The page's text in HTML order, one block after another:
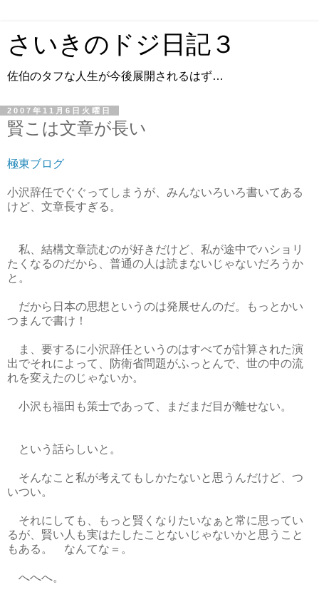
さいきのドジ日記３
佐伯のタフな人生が今後展開されるはず…
2007年11月6日火曜日
賢こは文章が長い
極東ブログ
小沢辞任でぐぐってしまうが、みんないろいろ書いてある
けど、文章長すぎる。
私、結構文章読むのが好きだけど、私が途中でハショリ
たくなるのだから、普通の人は読まないじゃないだろうか
と。
だから日本の思想というのは発展せんのだ。もっとかい
つまんで書け！
ま、要するに小沢辞任というのはすべてが計算された演
出でそれによって、防衛省問題がふっとんで、世の中の流
れを変えたのじゃないか。
小沢も福田も策士であって、まだまだ目が離せない。
という話らしいと。
そんなこと私が考えてもしかたないと思うんだけど、つ
いつい。
それにしても、もっと賢くなりたいなぁと常に思ってい
るが、賢い人も実はたしたことないじゃないかと思うこと
もある。 なんてな＝。
へへへ。